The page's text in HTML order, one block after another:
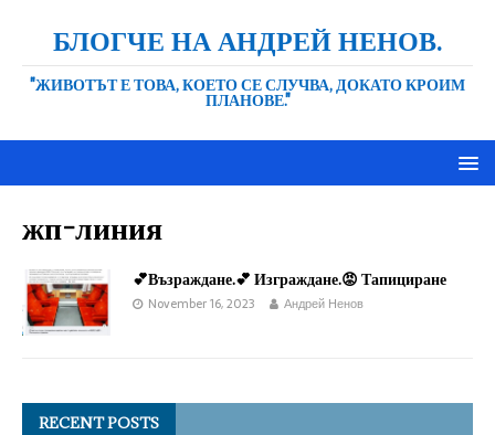
БЛОГЧЕ НА АНДРЕЙ НЕНОВ.
"ЖИВОТЪТ Е ТОВА, КОЕТО СЕ СЛУЧВА, ДОКАТО КРОИМ
ПЛАНОВЕ."
жп-линия
💕Възраждане.💕 Изграждане.😡 Тапициране
November 16, 2023 Андрей Ненов
RECENT POSTS